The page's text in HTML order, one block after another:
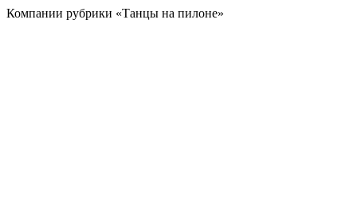
Компании рубрики «Танцы на пилоне»